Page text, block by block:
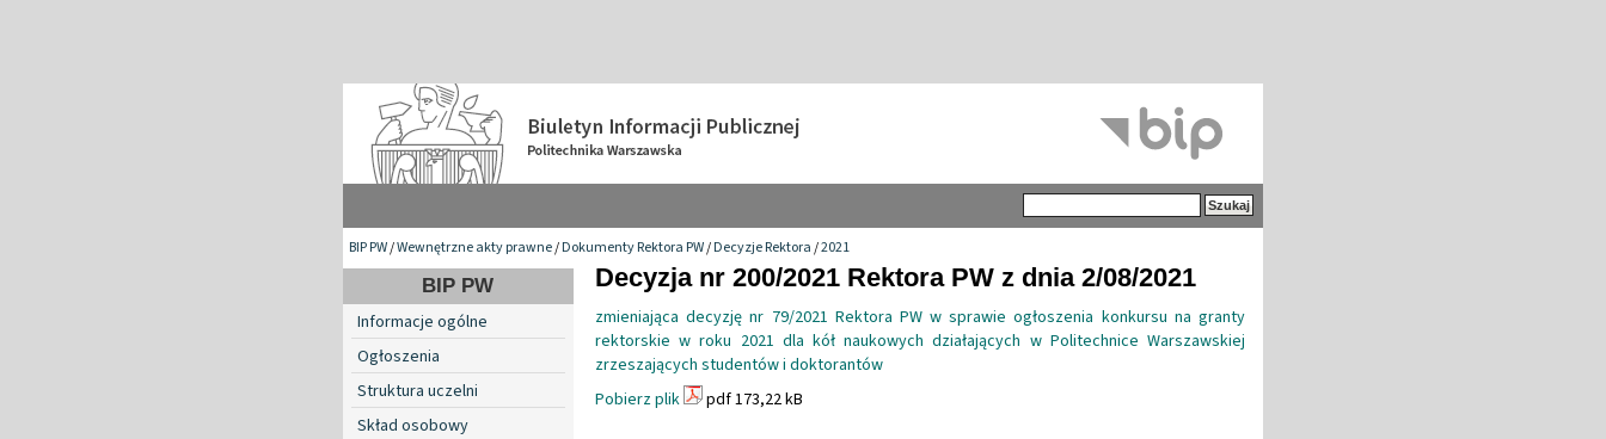
BIP PW/Wewnętrzne akty prawne/Dokumenty Rektora PW/Decyzje Rektora/2021
BIP PW
Informacje ogólne
Ogłoszenia
Struktura uczelni
Skład osobowy
Decyzja nr 200/2021 Rektora PW z dnia 2/08/2021
zmieniająca decyzję nr 79/2021 Rektora PW w sprawie ogłoszenia konkursu na granty
rektorskie w roku 2021 dla kół naukowych działających w Politechnice Warszawskiej
zrzeszających studentów i doktorantów
Pobierz plik
pdf 173,22 kB